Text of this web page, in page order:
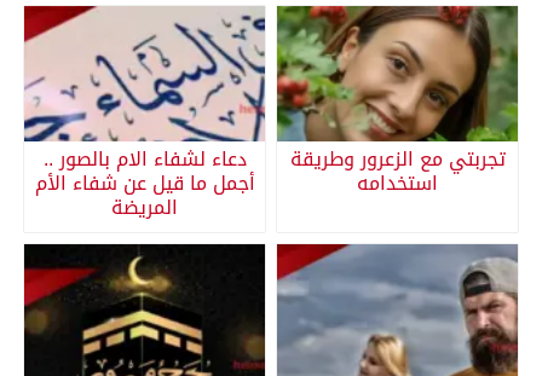
تجربتي مع الزعرور وطريقة
استخدامه
دعاء لشفاء الام بالصور ..
أجمل ما قيل عن شفاء الأم
المريضة